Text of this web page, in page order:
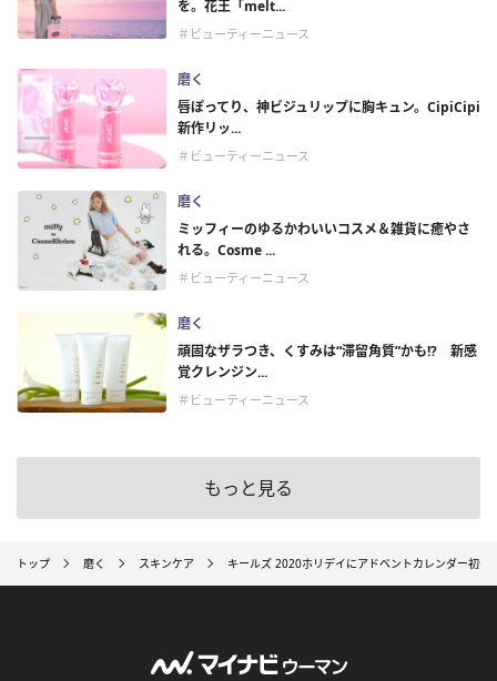
を。花王「melt...
＃ビューティーニュース
磨く
唇ぽってり、神ビジュリップに胸キュン。CipiCipi
新作リッ...
＃ビューティーニュース
磨く
ミッフィーのゆるかわいいコスメ＆雑貨に癒やさ
れる。Cosme ...
＃ビューティーニュース
磨く
頑固なザラつき、くすみは“滞留角質”かも!? 新感
覚クレンジン...
＃ビューティーニュース
もっと見る
トップ 磨く スキンケア キールズ 2020ホリデイにアドベントカレンダー初登